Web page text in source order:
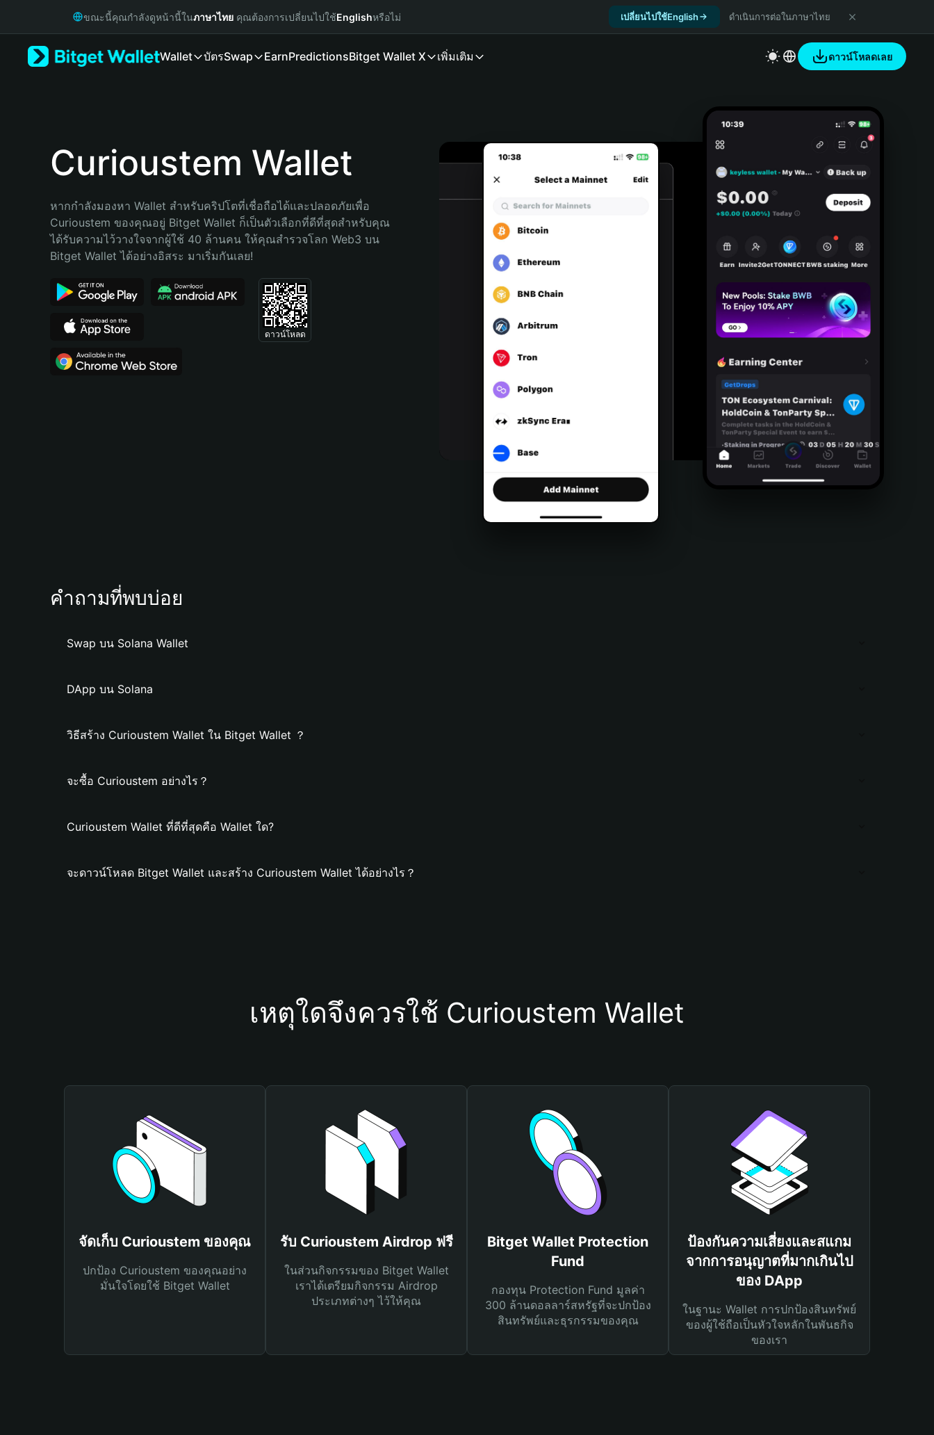
Русский
Bahasa Indonesia
Português (Brasil)
ขณะนี้คุณกำลังดูหน้านี้ในภาษาไทย คุณต้องการเปลี่ยนไปใช้Englishหรือไม่ เปลี่ยนไปใช้English ดำเนินการต่อในภาษาไทย
Wallet บัตรSwap EarnPredictionsBitget Wallet X เพิ่มเติม ดาวน์โหลดเลย
Curioustem Wallet
หากกำลังมองหา Wallet สำหรับคริปโตที่เชื่อถือได้และปลอดภัยเพื่อ
Curioustem ของคุณอยู่ Bitget Wallet ก็เป็นตัวเลือกที่ดีที่สุดสำหรับคุณ
ได้รับความไว้วางใจจากผู้ใช้ 40 ล้านคน ให้คุณสำรวจโลก Web3 บน
Bitget Wallet ได้อย่างอิสระ มาเริ่มกันเลย!
ดาวน์โหลด
คำถามที่พบบ่อย
Swap บน Solana Wallet
DApp บน Solana
วิธีสร้าง Curioustem Wallet ใน Bitget Wallet ？
จะซื้อ Curioustem อย่างไร？
Curioustem Wallet ที่ดีที่สุดคือ Wallet ใด?
จะดาวน์โหลด Bitget Wallet และสร้าง Curioustem Wallet ได้อย่างไร？
เหตุใดจึงควรใช้ Curioustem Wallet
จัดเก็บ Curioustem ของคุณ
ปกป้อง Curioustem ของคุณอย่าง
มั่นใจโดยใช้ Bitget Wallet
รับ Curioustem Airdrop ฟรี
ในส่วนกิจกรรมของ Bitget Wallet
เราได้เตรียมกิจกรรม Airdrop
ประเภทต่างๆ ไว้ให้คุณ
Bitget Wallet Protection
Fund
กองทุน Protection Fund มูลค่า
300 ล้านดอลลาร์สหรัฐที่จะปกป้อง
สินทรัพย์และธุรกรรมของคุณ
ป้องกันความเสี่ยงและสแกม
จากการอนุญาตที่มากเกินไป
ของ DApp
ในฐานะ Wallet การปกป้องสินทรัพย์
ของผู้ใช้ถือเป็นหัวใจหลักในพันธกิจ
ของเรา